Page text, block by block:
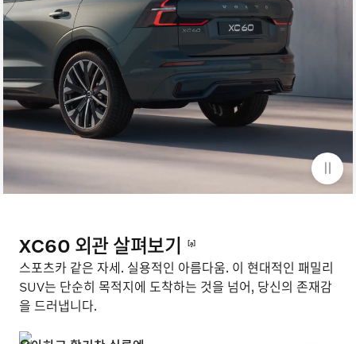
XC60 외관 살펴보기 [a]
스포츠카 같은 자세. 실용적인 아름다움. 이 현대적인 패밀리
SUV는 단순히 목적지에 도착하는 것을 넘어, 당신의 존재감
을 드러냅니다.